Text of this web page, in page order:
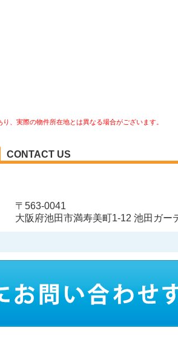
、実際の物件所在地とは異なる場合がございます。
CONTACT US
〒563-0041
大阪府池田市満寿美町1-12 池田ガー